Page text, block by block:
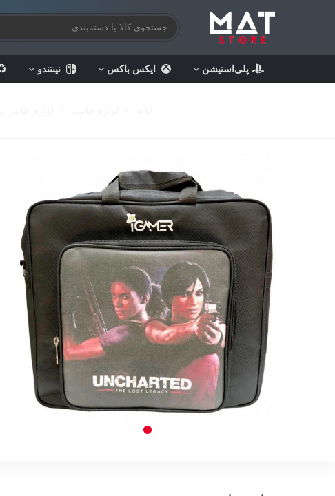
پلی‌استیشن ایکس باکس نینتندو